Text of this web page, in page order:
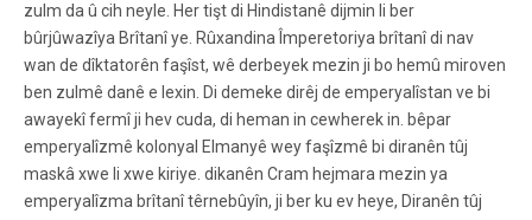
zulm da û cih neyle. Her tişt di Hindistanê dijmin li ber
bûrjûwazîya Brîtanî ye. Rûxandina Împeretoriya brîtanî di nav
wan de dîktatorên faşîst, wê derbeyek mezin ji bo hemû miroven
ben zulmê danê e lexin. Di demeke dirêj de emperyalîstan ve bi
awayekî fermî ji hev cuda, di heman in cewherek in. bêpar
emperyalîzmê kolonyal Elmanyê wey faşîzmê bi diranên tûj
maskâ xwe li xwe kiriye. dikanên Cram hejmara mezin ya
emperyalîzma brîtanî têrnebûyîn, ji ber ku ev heye, Diranên tûj